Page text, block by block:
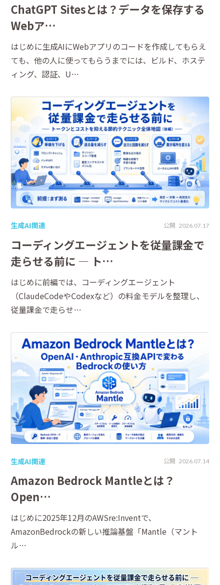
ChatGPT Sitesとは？データを保存する
Webア…
はじめに生成AIにWebアプリのコードを作成してもらえ
ても、他の人に使ってもらうまでには、ビルド、ホステ
ィング、認証、U…
生成AI関連 公開 2026.07.17
コーディングエージェントを従量課金で
走らせる前に ― ト…
はじめに前編では、コーディングエージェント
（ClaudeCodeやCodexなど）の料金モデルを整理し、
従量課金で走らせ…
生成AI関連 公開 2026.07.14
Amazon Bedrock Mantleとは？
Open…
はじめに2025年12月のAWSre:Inventで、
AmazonBedrockの新しい推論基盤「Mantle（マント
ル…